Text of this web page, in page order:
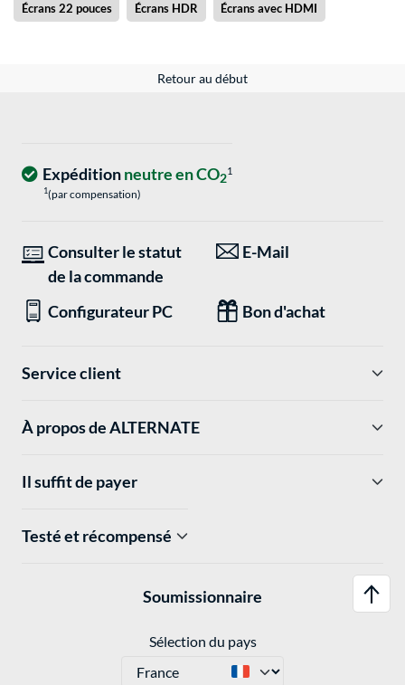
Écrans 22 pouces Écrans HDR Écrans avec HDMI
Retour au début
Expéditionneutre en CO21
1(par compensation)
Consulter le statut
de la commande
E-Mail
Configurateur PC Bon d'achat
Service client
À propos de ALTERNATE
Il suffit de payer
Testé et récompensé
Soumissionnaire
Sélection du pays